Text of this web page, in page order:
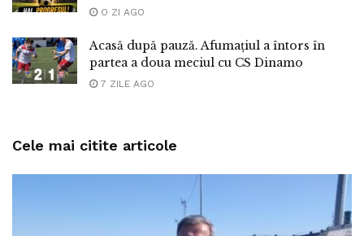
O ZI AGO
Acasă după pauză. Afumațiul a întors în
partea a doua meciul cu CS Dinamo
7 ZILE AGO
Cele mai citite articole